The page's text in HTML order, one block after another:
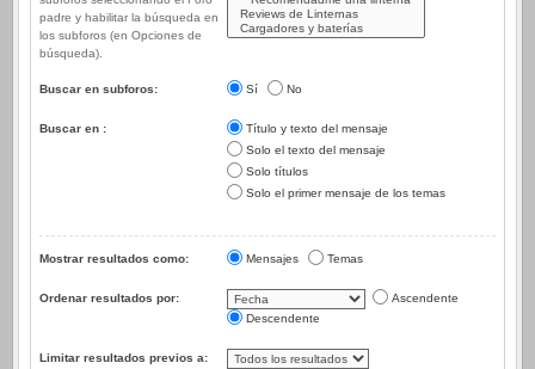
padre y habilitar la búsqueda en
los subforos (en Opciones de
búsqueda).
Buscar en subforos: Sí No
Buscar en :
Título y texto del mensaje
Solo el texto del mensaje
Solo títulos
Solo el primer mensaje de los temas
Mostrar resultados como: Mensajes Temas
Ordenar resultados por:
Ascendente
Descendente
Limitar resultados previos a: